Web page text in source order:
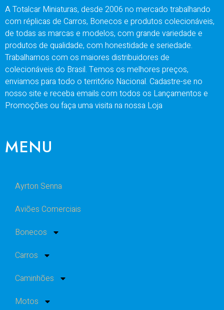
A Totalcar Miniaturas, desde 2006 no mercado trabalhando
com réplicas de Carros, Bonecos e produtos colecionáveis,
de todas as marcas e modelos, com grande variedade e
produtos de qualidade, com honestidade e seriedade.
Trabalhamos com os maiores distribuidores de
colecionáveis do Brasil. Temos os melhores preços,
enviamos para todo o território Nacional. Cadastre-se no
nosso site e receba emails com todos os Lançamentos e
Promoções ou faça uma visita na nossa Loja
MENU
Ayrton Senna
Aviões Comerciais
Bonecos
Carros
Caminhões
Motos